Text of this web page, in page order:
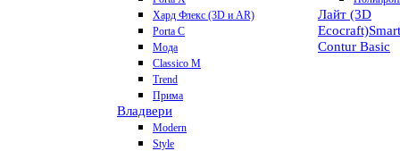
Хард Флекс (3D и AR)
Porta C
Мода
Classico M
Trend
Прима
Владвери
Modern
Style
Лайт (3D
Ecocraft)Smart
Contur Basic